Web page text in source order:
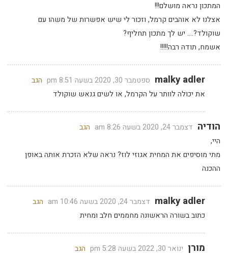
המתכון נראה מושלם!!!
אצלנו לא אוהבים קרמל, וזכור לי שיש אפשרות של משהו עם
שוקולד?…. יש לך מתכון תחליף?
אשמח, תודה רבה!!!!!
malky adler ספטמבר 30, 2020 בשעה 8:51 pm
הגב
את יכולה לוותר על הקרמל, או לשים גנאש שוקולד
הודיה דצמבר 24, 2020 בשעה 8:26 am
הגב
היי,
מתי מוסיפים את המחית אגוזי לוז? נראה שלא הזכרת אותה באופן
ההכנה
malky adler דצמבר 24, 2020 בשעה 10:46 am
הגב
כתוב בשורה הראשונה מחממים חלב ומחית
מורן ינואר 30, 2022 בשעה 5:28 pm
הגב